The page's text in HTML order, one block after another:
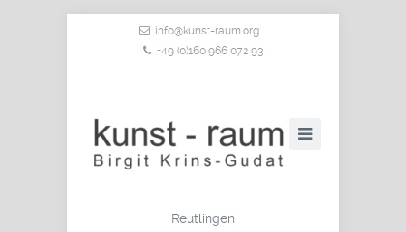
info@kunst-raum.org
+49 (0)160 966 072 93
Reutlingen